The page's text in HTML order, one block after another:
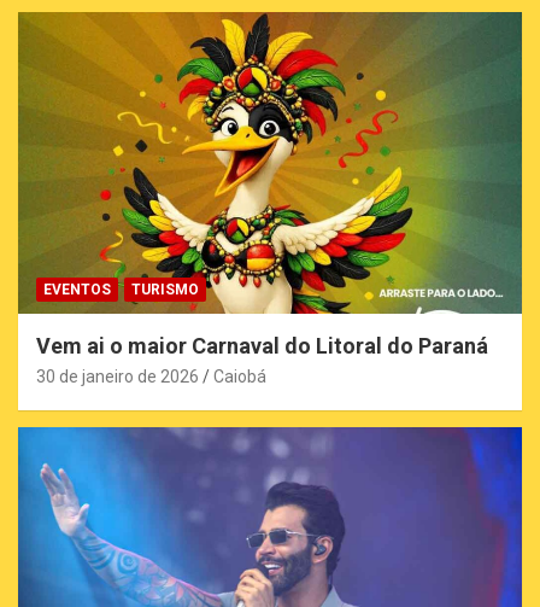
EVENTOS TURISMO
Vem ai o maior Carnaval do Litoral do Paraná
30 de janeiro de 2026 Caiobá